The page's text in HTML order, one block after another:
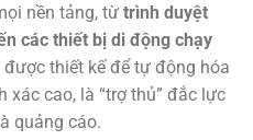
nền tảng, từ trình duyệt
các thiết bị di động chạy
được thiết kế để tự động hóa
cao, là “trợ thủ” đắc lực
quảng cáo.